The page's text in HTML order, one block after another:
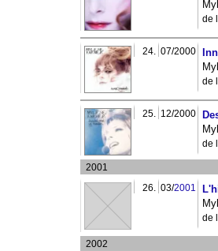
de
24. 07/2000
de
25. 12/2000
de
2001
26. 03/2001
de
2002